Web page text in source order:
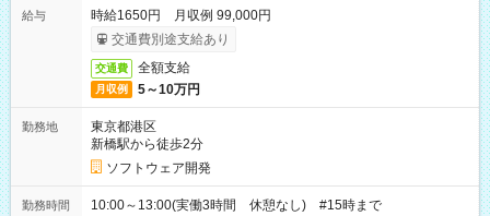
給与
時給1650円 月収例 99,000円
交通費別途支給あり
交通費 全額支給
月収例 5～10万円
勤務地
東京都港区
新橋駅から徒歩2分
ソフトウェア開発
勤務時間 10:00～13:00(実働3時間 休憩なし) #15時まで